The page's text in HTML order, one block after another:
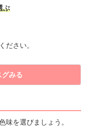
ぶ
ださい。
グみる
味を選びましょう。